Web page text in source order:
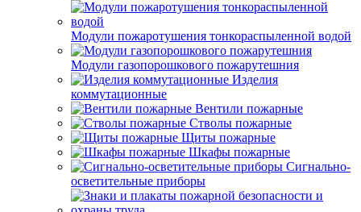
Модули пожаротушения тонкораспыленной водой
Модули газопорошкового пожарутешния
Изделия
коммутационные
Вентили пожарные
Стволы пожарные
Щиты пожарные
Шкафы пожарные
Сигнально-
осветительные приборы